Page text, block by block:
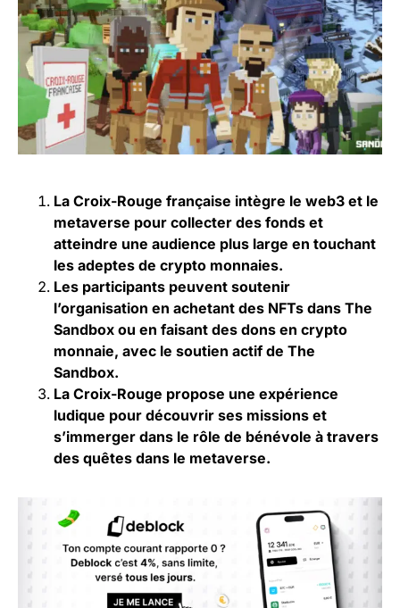
La Croix-Rouge française intègre le web3 et le
metaverse pour collecter des fonds et
atteindre une audience plus large en touchant
les adeptes de crypto monnaies.
Les participants peuvent soutenir
l’organisation en achetant des NFTs dans The
Sandbox ou en faisant des dons en crypto
monnaie, avec le soutien actif de The
Sandbox.
La Croix-Rouge propose une expérience
ludique pour découvrir ses missions et
s’immerger dans le rôle de bénévole à travers
des quêtes dans le metaverse.